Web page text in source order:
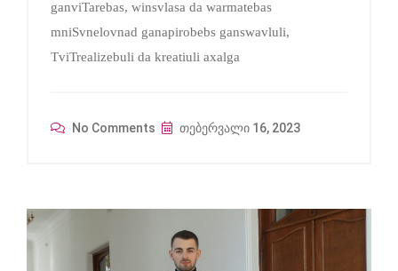
ganviTarebas, winsvlasa da warmatebas
mniSvnelovnad ganapirobebs ganswavluli,
TviTrealizebuli da kreatiuli axalga
No Comments თებერვალი 16, 2023